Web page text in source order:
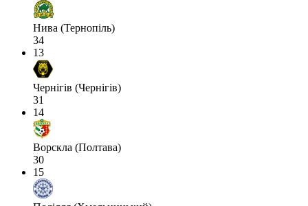
Нива (Тернопіль)
34
13
Чернігів (Чернігів)
31
14
Ворскла (Полтава)
30
15